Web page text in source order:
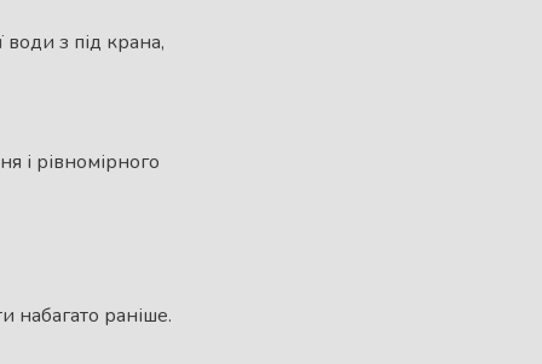
з під крана,
і рівномірного
набагато раніше.